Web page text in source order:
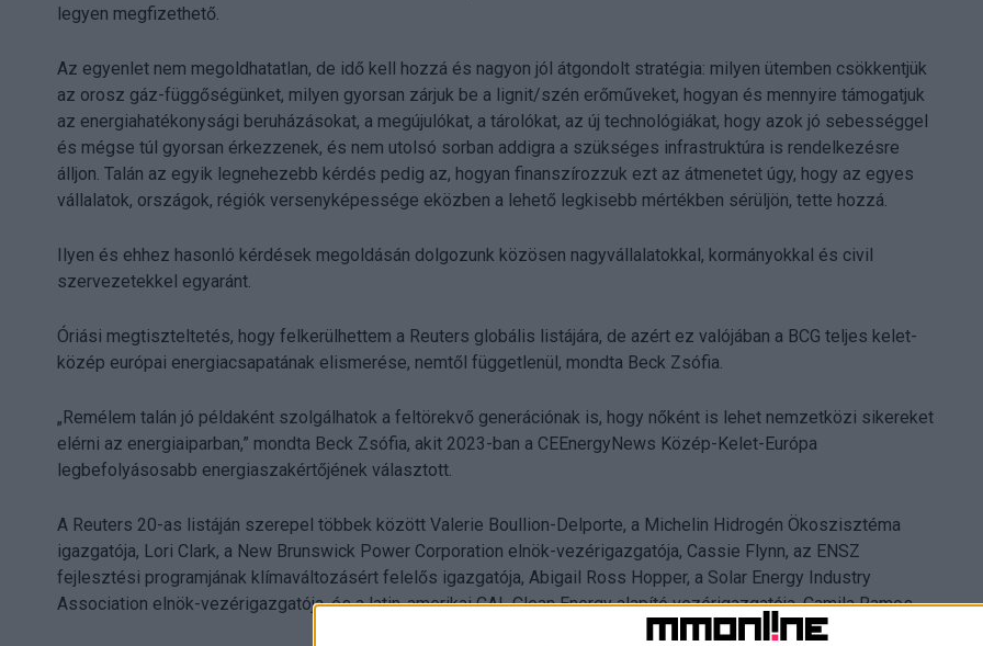
legyen megfizethető.
Az egyenlet nem megoldhatatlan, de idő kell hozzá és nagyon jól átgondolt stratégia: milyen ütemben csökkentjük
az orosz gáz-függőségünket, milyen gyorsan zárjuk be a lignit/szén erőműveket, hogyan és mennyire támogatjuk
az energiahatékonysági beruházásokat, a megújulókat, a tárolókat, az új technológiákat, hogy azok jó sebességgel
és mégse túl gyorsan érkezzenek, és nem utolsó sorban addigra a szükséges infrastruktúra is rendelkezésre
álljon. Talán az egyik legnehezebb kérdés pedig az, hogyan finanszírozzuk ezt az átmenetet úgy, hogy az egyes
vállalatok, országok, régiók versenyképessége eközben a lehető legkisebb mértékben sérüljön, tette hozzá.
Ilyen és ehhez hasonló kérdések megoldásán dolgozunk közösen nagyvállalatokkal, kormányokkal és civil
szervezetekkel egyaránt.
Óriási megtiszteltetés, hogy felkerülhettem a Reuters globális listájára, de azért ez valójában a BCG teljes kelet-
közép európai energiacsapatának elismerése, nemtől függetlenül, mondta Beck Zsófia.
„Remélem talán jó példaként szolgálhatok a feltörekvő generációnak is, hogy nőként is lehet nemzetközi sikereket
elérni az energiaiparban,” mondta Beck Zsófia, akit 2023-ban a CEEnergyNews Közép-Kelet-Európa
legbefolyásosabb energiaszakértőjének választott.
A Reuters 20-as listáján szerepel többek között Valerie Boullion-Delporte, a Michelin Hidrogén Ökoszisztéma
igazgatója, Lori Clark, a New Brunswick Power Corporation elnök-vezérigazgatója, Cassie Flynn, az ENSZ
fejlesztési programjának klímaváltozásért felelős igazgatója, Abigail Ross Hopper, a Solar Energy Industry
Association elnök-vezérigazgatója, és a latin-amerikai CAL Clean Energy alapító vezérigazgatója, Camila Ramos.